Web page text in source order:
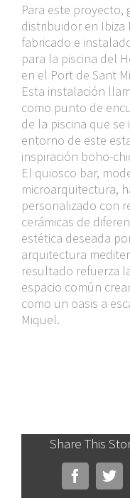
Para este
distribuidor en Ibiza
fabricado e
para la piscina del
en el Port de Sant
Esta instalación
como punto de
de la piscina que
entorno de este
inspiración boho-
El quiosco bar,
microarquitectura,
personalizado con
cerámicas de
estética deseada
arquitectura
resultado refuerza
espacio común
como un oasis a
Miquel.
Share This